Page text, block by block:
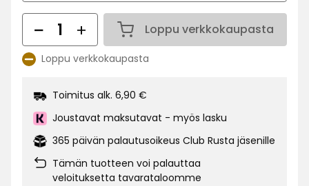
Määrä Loppu verkkokaupasta
Määrä 1
KatsoLoppu verkkokaupasta
Toimitus alk. 6,90 €
Joustavat maksutavat - myös lasku
365 päivän palautusoikeus Club Rusta jäsenille
Tämän tuotteen voi palauttaa
veloituksetta tavarataloomme